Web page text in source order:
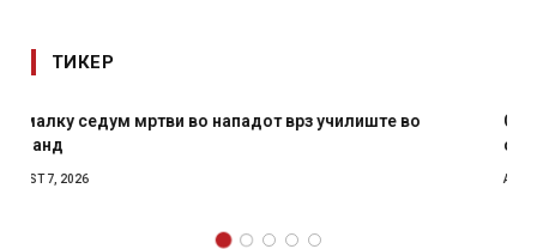
ТИКЕР
СОЗИС: Украинците повеќе им веруваат на генералите
отколку на Зеленски
AUGUST 7, 2026